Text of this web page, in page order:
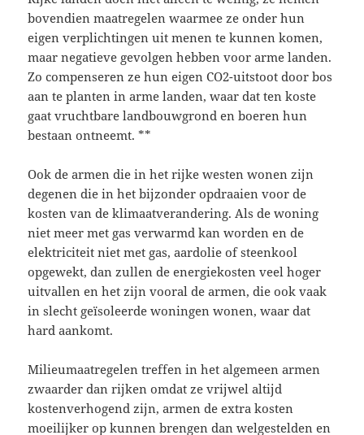
bovendien maatregelen waarmee ze onder hun
eigen verplichtingen uit menen te kunnen komen,
maar negatieve gevolgen hebben voor arme landen.
Zo compenseren ze hun eigen CO2-uitstoot door bos
aan te planten in arme landen, waar dat ten koste
gaat vruchtbare landbouwgrond en boeren hun
bestaan ontneemt. **
Ook de armen die in het rijke westen wonen zijn
degenen die in het bijzonder opdraaien voor de
kosten van de klimaatverandering. Als de woning
niet meer met gas verwarmd kan worden en de
elektriciteit niet met gas, aardolie of steenkool
opgewekt, dan zullen de energiekosten veel hoger
uitvallen en het zijn vooral de armen, die ook vaak
in slecht geïsoleerde woningen wonen, waar dat
hard aankomt.
Milieumaatregelen treffen in het algemeen armen
zwaarder dan rijken omdat ze vrijwel altijd
kostenverhogend zijn, armen de extra kosten
moeilijker op kunnen brengen dan welgestelden en